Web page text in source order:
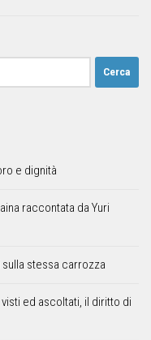
e dignità
raccontata da Yuri
sulla stessa carrozza
ed ascoltati, il diritto di